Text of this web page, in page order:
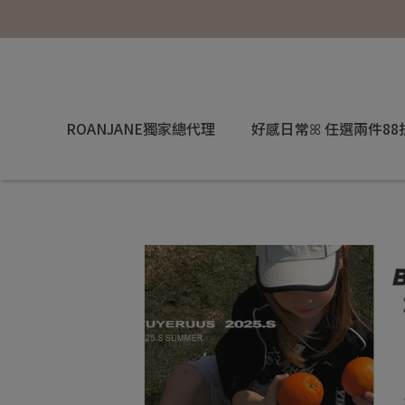
ROANJANE獨家總代理 好感日常ꕤ 任選兩件88